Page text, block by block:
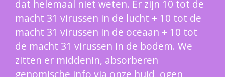
dat helemaal niet weten. Er zijn 10 tot de
macht 31 virussen in de lucht + 10 tot de
macht 31 virussen in de oceaan + 10 tot
de macht 31 virussen in de bodem. We
zitten er middenin, absorberen
genomische info via onze huid, ogen,